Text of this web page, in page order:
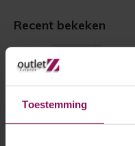
Toestemming
Recent bekeken